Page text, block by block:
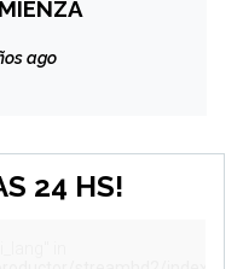
ago
24 HS!